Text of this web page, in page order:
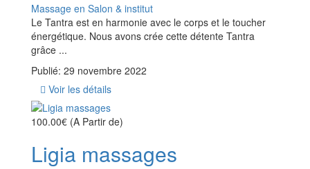
Massage en Salon & institut
Le Tantra est en harmonie avec le corps et le toucher
énergétique. Nous avons crée cette détente Tantra
grâce ...
Publié: 29 novembre 2022
Voir les détails
100.00€ (A Partir de)
Ligia massages